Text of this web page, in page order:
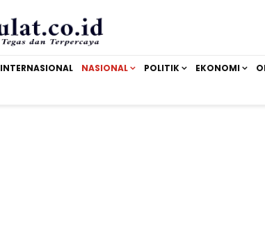
INTERNASIONAL NASIONAL POLITIK EKONOMI